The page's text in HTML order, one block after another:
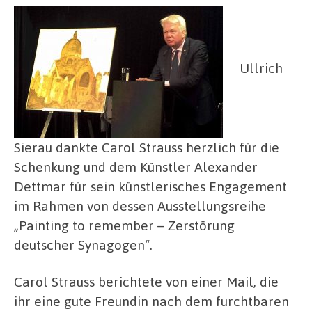
Ullrich
Sierau dankte Carol Strauss herzlich für die
Schenkung und dem Künstler Alexander
Dettmar für sein künstlerisches Engagement
im Rahmen von dessen Ausstellungsreihe
„Painting to remember – Zerstörung
deutscher Synagogen“.
Carol Strauss berichtete von einer Mail, die
ihr eine gute Freundin nach dem furchtbaren